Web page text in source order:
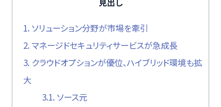
1. ソリューション分野が市場を牽引
2. マネージドセキュリティサービスが急成長
3. クラウドオプションが優位、ハイブリッド環境も拡
大
3.1. ソース元